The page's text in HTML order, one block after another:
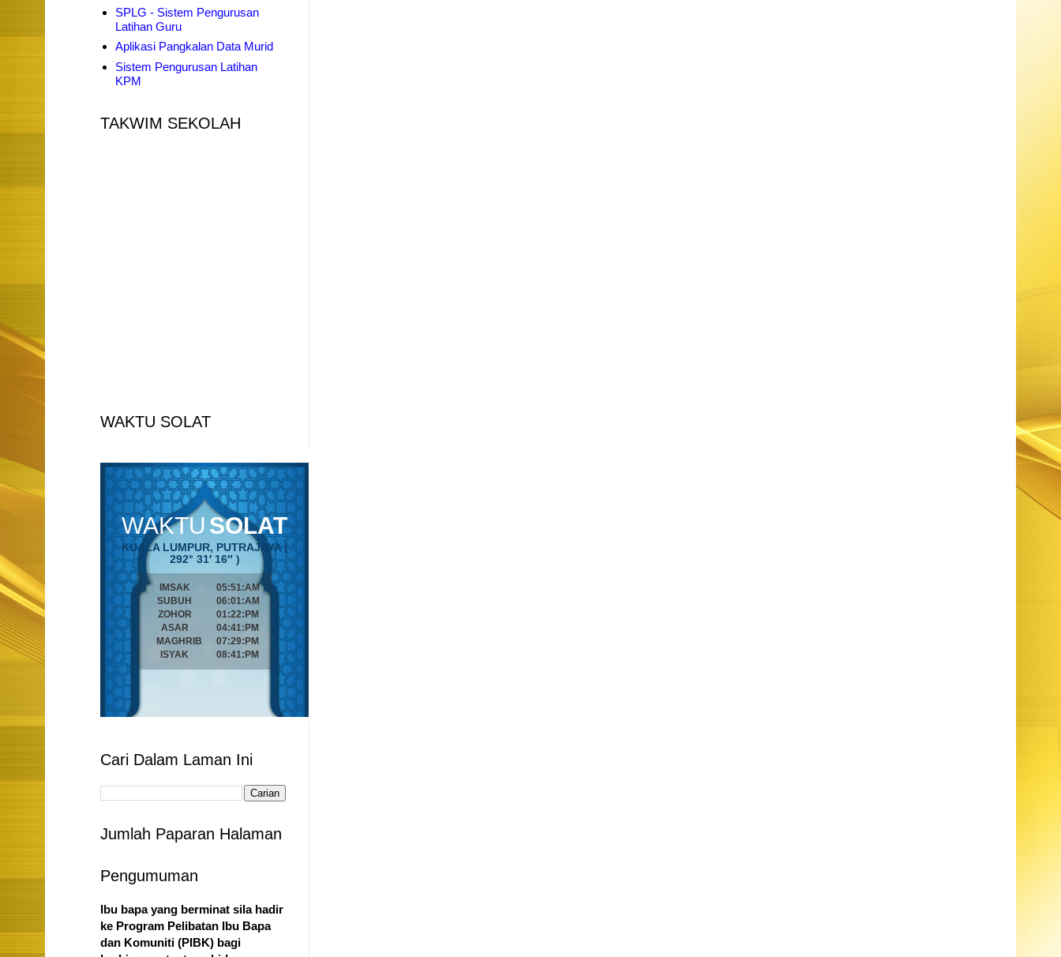
SPLG - Sistem Pengurusan
Latihan Guru
Aplikasi Pangkalan Data Murid
Sistem Pengurusan Latihan
KPM
TAKWIM SEKOLAH
WAKTU SOLAT
Cari Dalam Laman Ini
Jumlah Paparan Halaman
Pengumuman
Ibu bapa yang berminat sila hadir
ke Program Pelibatan Ibu Bapa
dan Komuniti (PIBK) bagi